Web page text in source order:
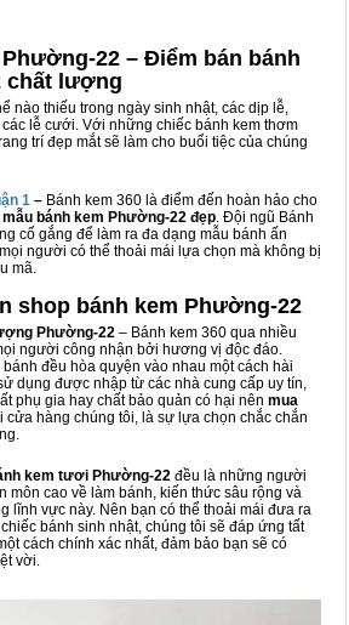
22 – Điểm bán bánh
chất lượng
nào thiếu trong ngày sinh nhật, các dịp lễ,
lễ cưới. Với những chiếc bánh kem thơm
trí đẹp mắt sẽ làm cho buổi tiệc của chúng
ận 1 – Bánh kem 360 là điểm đến hoàn hảo cho
mẫu bánh kem Phường-22 đẹp. Đội ngũ Bánh
cố gắng để làm ra đa dạng mẫu bánh ấn
người có thể thoải mái lựa chọn mà không bị
mã.
shop bánh kem Phường-22
Phường-22 – Bánh kem 360 qua nhiều
người công nhận bởi hương vị độc đáo.
đều hòa quyện vào nhau một cách hài
dụng được nhập từ các nhà cung cấp uy tín,
phụ gia hay chất bảo quản có hại nên mua
cửa hàng chúng tôi, là sự lựa chọn chắc chắn
kem tươi Phường-22 đều là những người
môn cao về làm bánh, kiến thức sâu rộng và
lĩnh vực này. Nên bạn có thể thoải mái đưa ra
bánh sinh nhật, chúng tôi sẽ đáp ứng tất
cách chính xác nhất, đảm bảo bạn sẽ có
vời.